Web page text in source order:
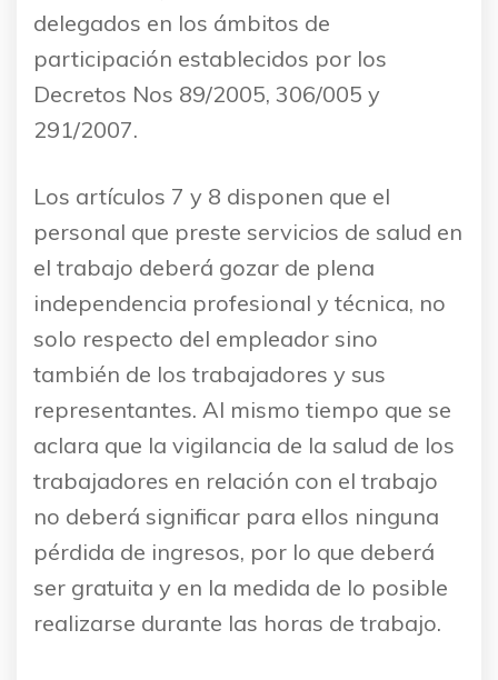
delegados en los ámbitos de
participación establecidos por los
Decretos Nos 89/2005, 306/005 y
291/2007.
Los artículos 7 y 8 disponen que el
personal que preste servicios de salud en
el trabajo deberá gozar de plena
independencia profesional y técnica, no
solo respecto del empleador sino
también de los trabajadores y sus
representantes. Al mismo tiempo que se
aclara que la vigilancia de la salud de los
trabajadores en relación con el trabajo
no deberá significar para ellos ninguna
pérdida de ingresos, por lo que deberá
ser gratuita y en la medida de lo posible
realizarse durante las horas de trabajo.